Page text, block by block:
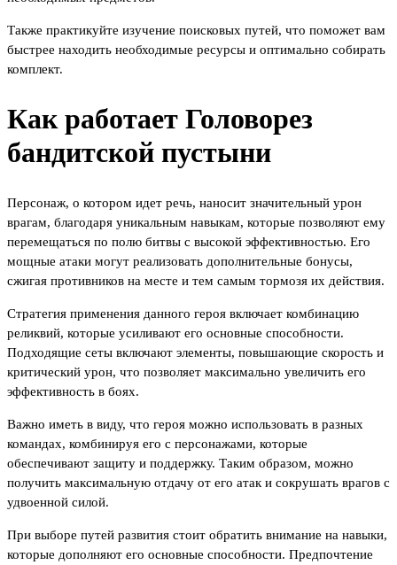
Также практикуйте изучение поисковых путей, что поможет вам
быстрее находить необходимые ресурсы и оптимально собирать
комплект.
Как работает Головорез
бандитской пустыни
Персонаж, о котором идет речь, наносит значительный урон
врагам, благодаря уникальным навыкам, которые позволяют ему
перемещаться по полю битвы с высокой эффективностью. Его
мощные атаки могут реализовать дополнительные бонусы,
сжигая противников на месте и тем самым тормозя их действия.
Стратегия применения данного героя включает комбинацию
реликвий, которые усиливают его основные способности.
Подходящие сеты включают элементы, повышающие скорость и
критический урон, что позволяет максимально увеличить его
эффективность в боях.
Важно иметь в виду, что героя можно использовать в разных
командах, комбинируя его с персонажами, которые
обеспечивают защиту и поддержку. Таким образом, можно
получить максимальную отдачу от его атак и сокрушать врагов с
удвоенной силой.
При выборе путей развития стоит обратить внимание на навыки,
которые дополняют его основные способности. Предпочтение